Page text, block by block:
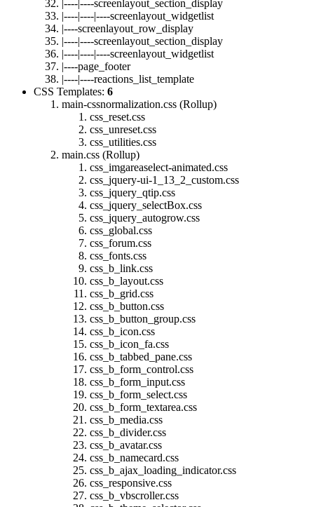
|----|----screenlayout_section_display
|----|----|----screenlayout_widgetlist
|----screenlayout_row_display
|----|----screenlayout_section_display
|----|----|----screenlayout_widgetlist
|----page_footer
|----|----reactions_list_template
CSS Templates: 6
main-cssnormalization.css (Rollup)
css_reset.css
css_unreset.css
css_utilities.css
main.css (Rollup)
css_imgareaselect-animated.css
css_jquery-ui-1_13_2_custom.css
css_jquery_qtip.css
css_jquery_selectBox.css
css_jquery_autogrow.css
css_global.css
css_forum.css
css_fonts.css
css_b_link.css
css_b_layout.css
css_b_grid.css
css_b_button.css
css_b_button_group.css
css_b_icon.css
css_b_icon_fa.css
css_b_tabbed_pane.css
css_b_form_control.css
css_b_form_input.css
css_b_form_select.css
css_b_form_textarea.css
css_b_media.css
css_b_divider.css
css_b_avatar.css
css_b_namecard.css
css_b_ajax_loading_indicator.css
css_responsive.css
css_b_vbscroller.css